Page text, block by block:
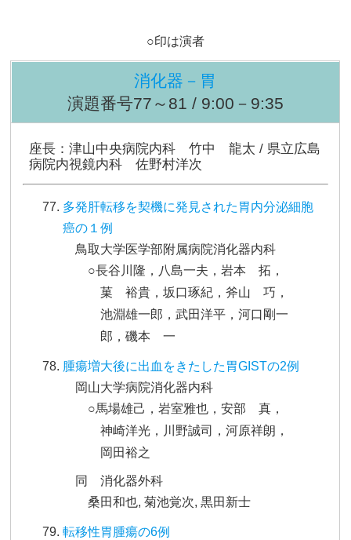
○印は演者
消化器－胃
演題番号77～81 / 9:00－9:35
座長：津山中央病院内科 竹中 龍太 / 県立広島
病院内視鏡内科 佐野村洋次
多発肝転移を契機に発見された胃内分泌細胞
癌の１例
鳥取大学医学部附属病院消化器内科
○長谷川隆，八島一夫，岩本 拓，
菓 裕貴，坂口琢紀，斧山 巧，
池淵雄一郎，武田洋平，河口剛一
郎，磯本 一
腫瘍増大後に出血をきたした胃GISTの2例
岡山大学病院消化器内科
○馬場雄己，岩室雅也，安部 真，
神崎洋光，川野誠司，河原祥朗，
岡田裕之
同 消化器外科
桑田和也, 菊池覚次, 黒田新士
転移性胃腫瘍の6例